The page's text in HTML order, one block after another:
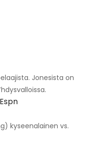
Jonesista on